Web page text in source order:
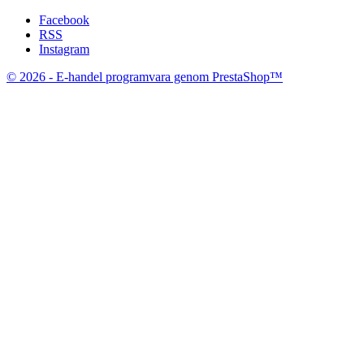
Facebook
RSS
Instagram
© 2026 - E-handel programvara genom PrestaShop™